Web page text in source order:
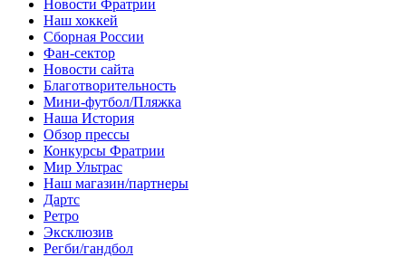
Новости Фратрии
Наш хоккей
Сборная России
Фан-cектор
Новости сайта
Благотворительность
Мини-футбол/Пляжка
Наша История
Обзор прессы
Конкурсы Фратрии
Мир Ультрас
Наш магазин/партнеры
Дартс
Ретро
Эксклюзив
Регби/гандбол